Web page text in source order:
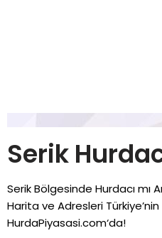
Serik
Serik Bölgesinde Hurdacı mı
Harita ve Adresleri Türkiye’nin
HurdaPiyasasi.com‘da!